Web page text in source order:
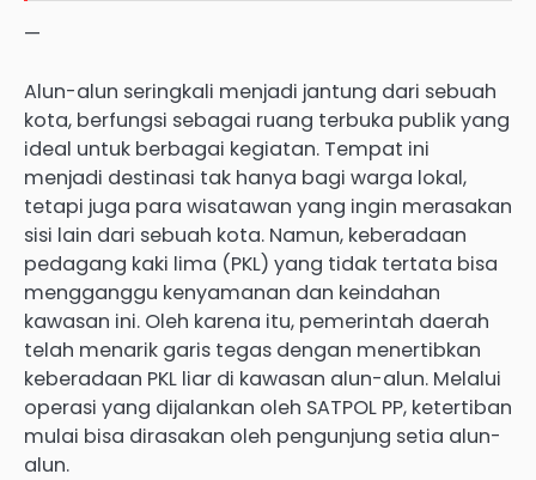
—
Alun-alun seringkali menjadi jantung dari sebuah
kota, berfungsi sebagai ruang terbuka publik yang
ideal untuk berbagai kegiatan. Tempat ini
menjadi destinasi tak hanya bagi warga lokal,
tetapi juga para wisatawan yang ingin merasakan
sisi lain dari sebuah kota. Namun, keberadaan
pedagang kaki lima (PKL) yang tidak tertata bisa
mengganggu kenyamanan dan keindahan
kawasan ini. Oleh karena itu, pemerintah daerah
telah menarik garis tegas dengan menertibkan
keberadaan PKL liar di kawasan alun-alun. Melalui
operasi yang dijalankan oleh SATPOL PP, ketertiban
mulai bisa dirasakan oleh pengunjung setia alun-
alun.